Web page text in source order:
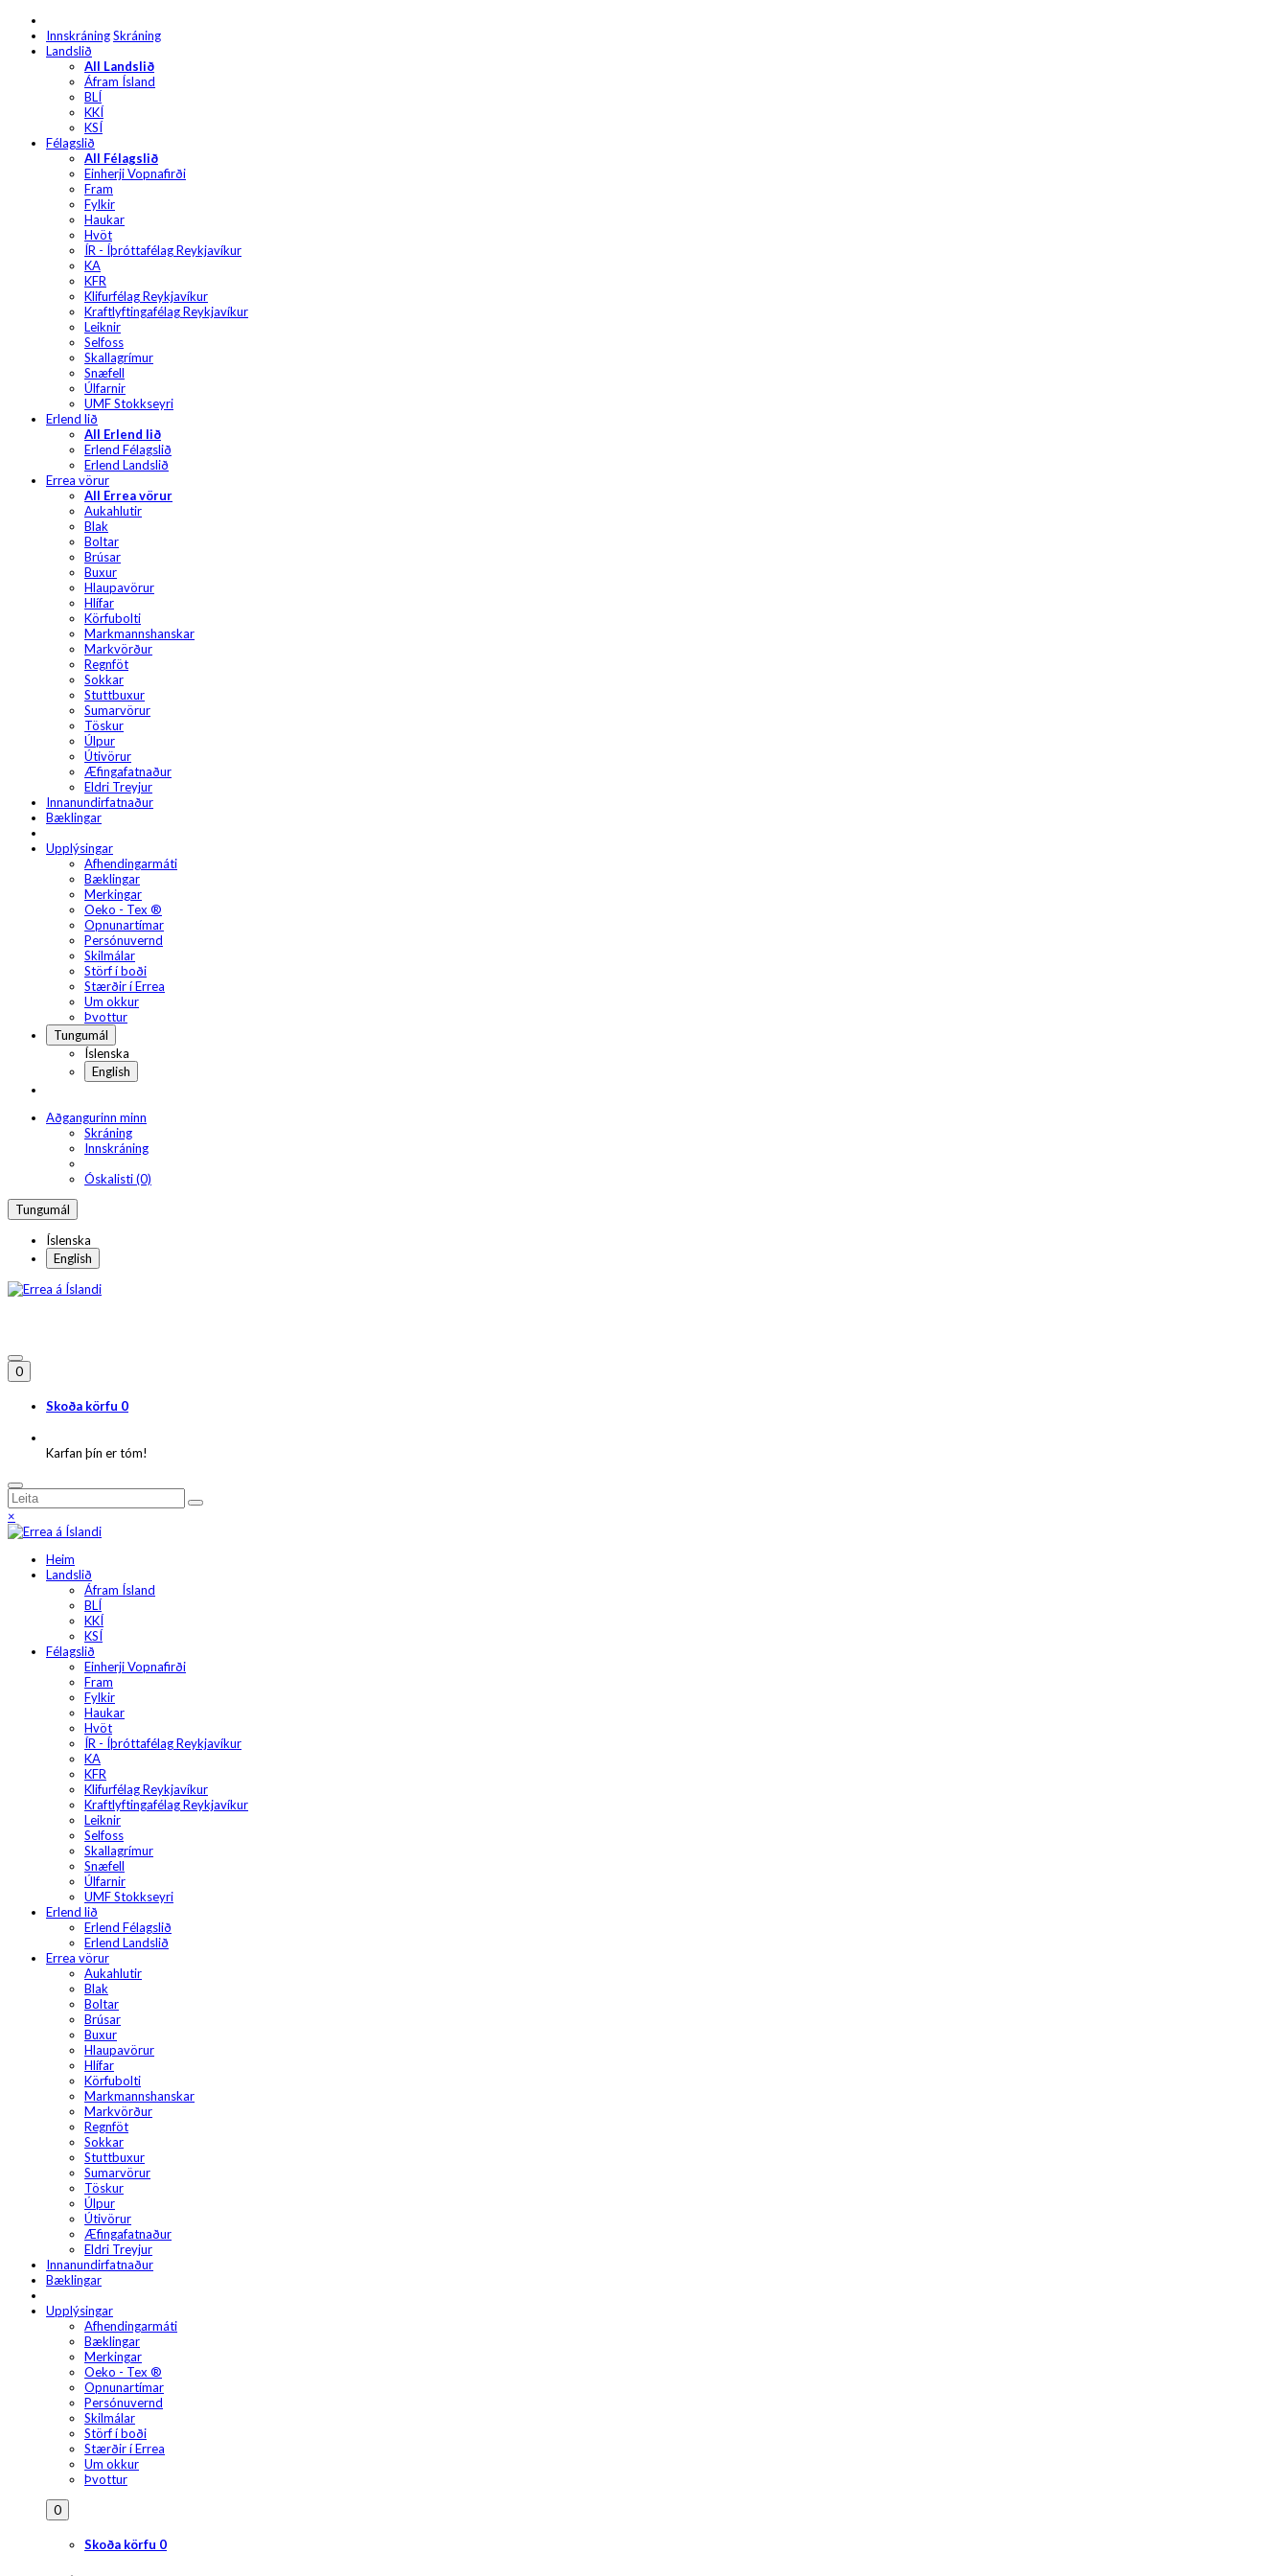
InnskráningSkráning
Landslið
All Landslið
Áfram Ísland
BLÍ
KKÍ
KSÍ
Félagslið
All Félagslið
Einherji Vopnafirði
Fram
Fylkir
Haukar
Hvöt
ÍR - Íþróttafélag Reykjavíkur
KA
KFR
Klifurfélag Reykjavíkur
Kraftlyftingafélag Reykjavíkur
Leiknir
Selfoss
Skallagrímur
Snæfell
Úlfarnir
UMF Stokkseyri
Erlend lið
All Erlend lið
Erlend Félagslið
Erlend Landslið
Errea vörur
All Errea vörur
Aukahlutir
Blak
Boltar
Brúsar
Buxur
Hlaupavörur
Hlífar
Körfubolti
Markmannshanskar
Markvörður
Regnföt
Sokkar
Stuttbuxur
Sumarvörur
Töskur
Úlpur
Útivörur
Æfingafatnaður
Eldri Treyjur
Innanundirfatnaður
Bæklingar
Upplýsingar
Afhendingarmáti
Bæklingar
Merkingar
Oeko - Tex ®
Opnunartímar
Persónuvernd
Skilmálar
Störf í boði
Stærðir í Errea
Um okkur
Þvottur
Tungumál
Íslenska
English
Aðgangurinn minn
Skráning
Innskráning
Óskalisti (0)
Tungumál
Íslenska
English
0
Skoða körfu 0
Karfan þín er tóm!
×
Heim
Landslið
Áfram Ísland
BLÍ
KKÍ
KSÍ
Félagslið
Einherji Vopnafirði
Fram
Fylkir
Haukar
Hvöt
ÍR - Íþróttafélag Reykjavíkur
KA
KFR
Klifurfélag Reykjavíkur
Kraftlyftingafélag Reykjavíkur
Leiknir
Selfoss
Skallagrímur
Snæfell
Úlfarnir
UMF Stokkseyri
Erlend lið
Erlend Félagslið
Erlend Landslið
Errea vörur
Aukahlutir
Blak
Boltar
Brúsar
Buxur
Hlaupavörur
Hlífar
Körfubolti
Markmannshanskar
Markvörður
Regnföt
Sokkar
Stuttbuxur
Sumarvörur
Töskur
Úlpur
Útivörur
Æfingafatnaður
Eldri Treyjur
Innanundirfatnaður
Bæklingar
Upplýsingar
Afhendingarmáti
Bæklingar
Merkingar
Oeko - Tex ®
Opnunartímar
Persónuvernd
Skilmálar
Störf í boði
Stærðir í Errea
Um okkur
Þvottur
0
Skoða körfu 0